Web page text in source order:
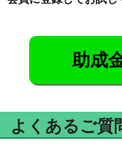
助成
よくあるご質